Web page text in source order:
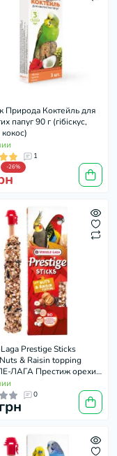
Природа Коктейль для
папуг 90 г (гібіскус,
1
-26%
Prestige Sticks
& Raisin topping
ЛАГА Престиж орехи
для средних и
попугаев 2х70г
0